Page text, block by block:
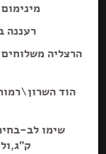
מינימום הזמנה
רעננה
הרצליה
שימו לב-